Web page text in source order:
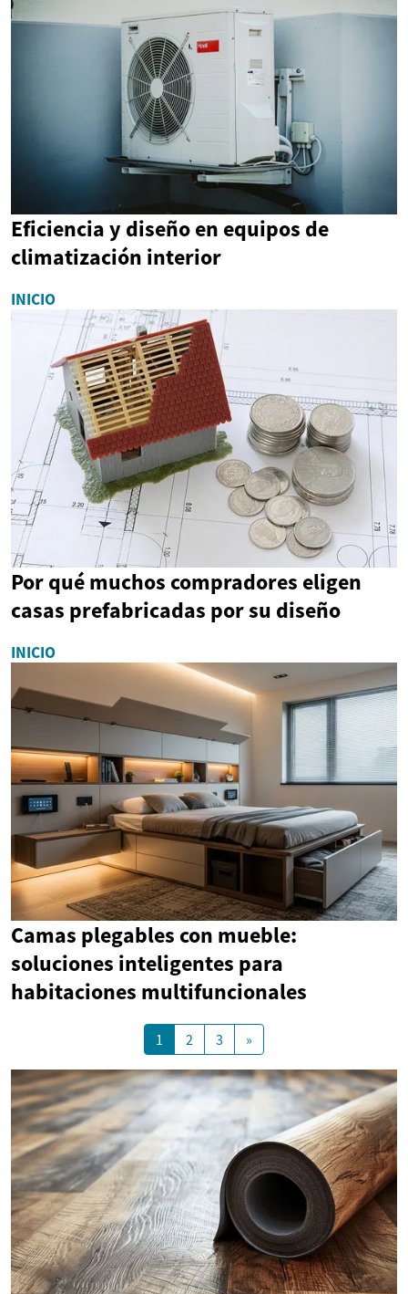
Eficiencia y diseño en equipos de
climatización interior
INICIO
Por qué muchos compradores eligen
casas prefabricadas por su diseño
INICIO
Camas plegables con mueble:
soluciones inteligentes para
habitaciones multifuncionales
1 2 3 »